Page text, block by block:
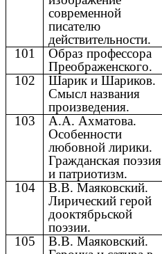
современной
писателю
действительности.
101
Образ профессора
Преображенского.
102
Шарик и Шариков.
Смысл названия
произведения.
103
А.А. Ахматова.
Особенности
любовной лирики.
Гражданская поэзия
и патриотизм.
104
В.В. Маяковский.
Лирический герой
дооктябрьской
поэзии.
105
В.В. Маяковский.